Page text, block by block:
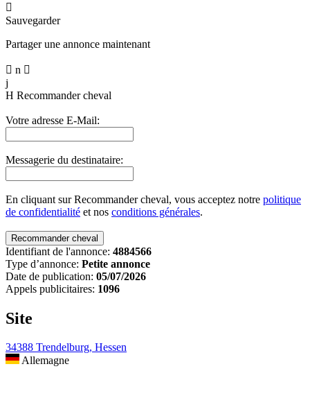

Sauvegarder
Partager une annonce maintenant
 n 
j
H Recommander cheval
Votre adresse E-Mail:
Messagerie du destinataire:
En cliquant sur Recommander cheval, vous acceptez notre politique
de confidentialité et nos conditions générales.
Identifiant de l'annonce: 4884566
Type d’annonce: Petite annonce
Date de publication: 05/07/2026
Appels publicitaires: 1096
Site
34388 Trendelburg, Hessen
Allemagne